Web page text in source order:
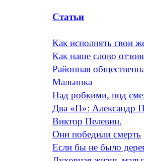
Статьи
Как исполнять свои
Как наше слово
Районная
Малышка
Над робкими, под
Два «П»: Александр
Виктор Пелевин.
Они победили смерть
Если бы не было